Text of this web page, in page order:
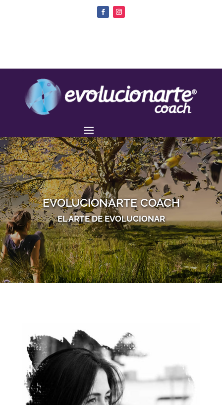
EVOLUCIONARTE COACH
EL ARTE DE EVOLUCIONAR